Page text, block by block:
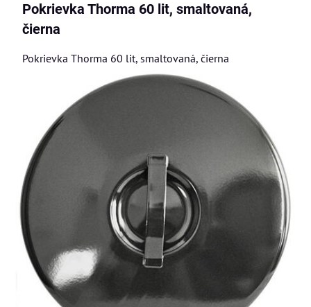
Pokrievka Thorma 60 lit, smaltovaná,
čierna
Pokrievka Thorma 60 lit, smaltovaná, čierna